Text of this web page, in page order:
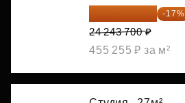
20 122 271 ₽ -17%
24 243 700 ₽
455 255 ₽ за м²